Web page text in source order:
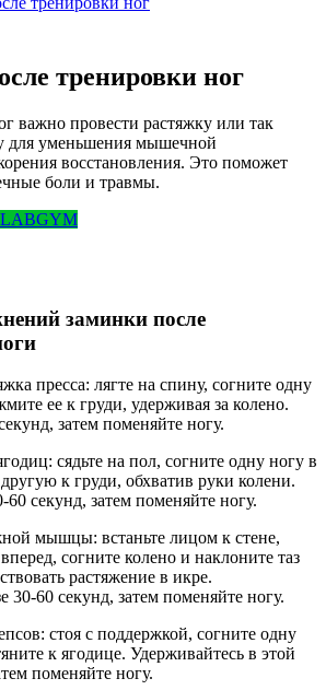
тренировки ног
важно провести растяжку или так
для уменьшения мышечной
восстановления. Это поможет
боли и травмы.
заминки после
пресса: лягте на спину, согните одну
ее к груди, удерживая за колено.
затем поменяйте ногу.
сядьте на пол, согните одну ногу в
к груди, обхватив руки колени.
секунд, затем поменяйте ногу.
мышцы: встаньте лицом к стене,
согните колено и наклоните таз
растяжение в икре.
30-60 секунд, затем поменяйте ногу.
стоя с поддержкой, согните одну
к ягодице. Удерживайтесь в этой
поменяйте ногу.